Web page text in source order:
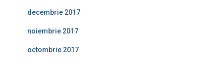
decembrie 2017
noiembrie 2017
octombrie 2017